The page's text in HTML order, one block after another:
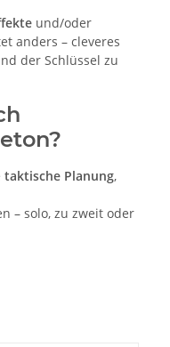
und/oder
anders – cleveres
der Schlüssel zu
taktische Planung,
– solo, zu zweit oder